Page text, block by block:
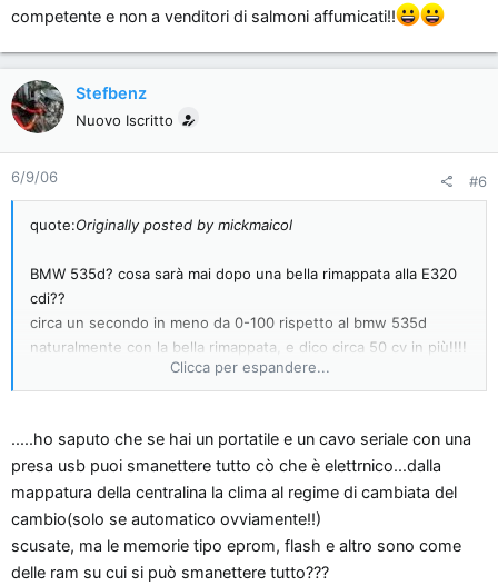
competente e non a venditori di salmoni affumicati!!
Stefbenz
Nuovo Iscritto
6/9/06 #6
quote:Originally posted by mickmaicol
BMW 535d? cosa sarà mai dopo una bella rimappata alla E320
cdi??
circa un secondo in meno da 0-100 rispetto al bmw 535d
naturalmente con la bella rimappata, e dico circa 50 cv in più!!!!
e per cortesia, lascia perdere i venditori di mappe
competente e non a venditori di salmoni affumicati!!
Clicca per espandere...
.....ho saputo che se hai un portatile e un cavo seriale con una
presa usb puoi smanettere tutto cò che è elettrnico...dalla
mappatura della centralina la clima al regime di cambiata del
cambio(solo se automatico ovviamente!!)
scusate, ma le memorie tipo eprom, flash e altro sono come
delle ram su cui si può smanettere tutto???